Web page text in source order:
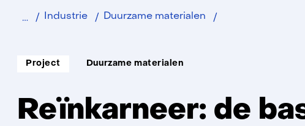
Home Industrie Duurzame materialen
Soort
project:
Project
Thema:
Duurzame materialen
Reïnkarneer: de